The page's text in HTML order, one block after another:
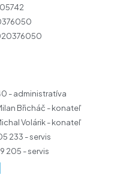
- administratíva
Břicháč - konateľ
Volárik - konateľ
233 - servis
205 - servis